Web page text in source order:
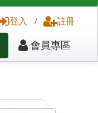
登入 / 註冊
會員專區